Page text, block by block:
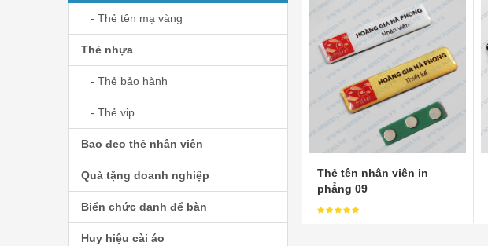
- Thẻ tên mạ vàng
Thẻ nhựa
- Thẻ bảo hành
- Thẻ vip
Bao đeo thẻ nhân viên
Quà tặng doanh nghiệp
Biển chức danh để bàn
Huy hiệu cài áo
Thẻ tên nhân viên in
phẳng 09